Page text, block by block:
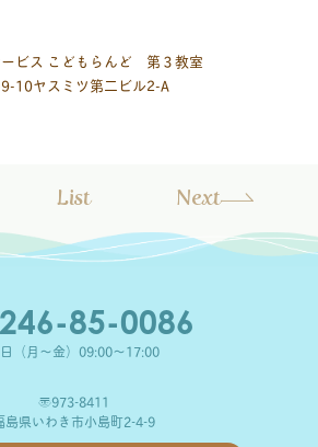
ビス こどもらんど 第３教室
10ヤスミツ第二ビル2-A
List Next
85-0086
（月～金）09:00～17:00
〒973-8411
島県いわき市小島町2-4-9